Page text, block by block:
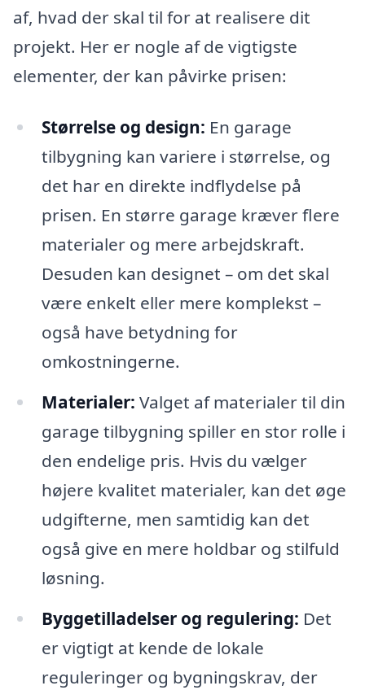
af, hvad der skal til for at realisere dit
projekt. Her er nogle af de vigtigste
elementer, der kan påvirke prisen:
Størrelse og design: En garage
tilbygning kan variere i størrelse, og
det har en direkte indflydelse på
prisen. En større garage kræver flere
materialer og mere arbejdskraft.
Desuden kan designet – om det skal
være enkelt eller mere komplekst –
også have betydning for
omkostningerne.
Materialer: Valget af materialer til din
garage tilbygning spiller en stor rolle i
den endelige pris. Hvis du vælger
højere kvalitet materialer, kan det øge
udgifterne, men samtidig kan det
også give en mere holdbar og stilfuld
løsning.
Byggetilladelser og regulering: Det
er vigtigt at kende de lokale
reguleringer og bygningskrav, der